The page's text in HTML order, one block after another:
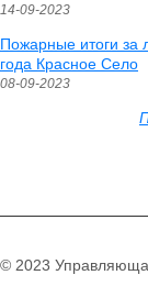
14-09-2023
Пожарные итоги за
года Красное Село
08-09-2023
© 2023